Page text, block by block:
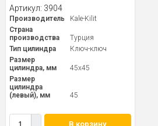
Артикул: 3904
Производитель
Kale-Kilit
Страна
производства
Турция
Тип цилиндра
Ключ-ключ
Размер
цилиндра, мм
45x45
Размер
цилиндра
(левый), мм
45
В корзину